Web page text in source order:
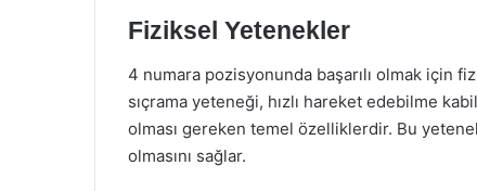
Fiziksel Yetenekler
4 numara pozisyonunda başarılı olmak için
sıçrama yeteneği, hızlı hareket edebilme
olması gereken temel özelliklerdir. Bu
olmasını sağlar.